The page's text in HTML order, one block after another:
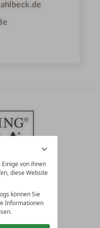
von ihnen
diese Website
können Sie
Informationen
17/Top 1